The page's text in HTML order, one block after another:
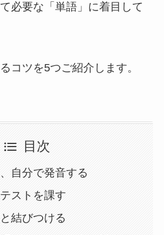
必要な「単語」に着目して
コツを5つご紹介します。
目次
自分で発音する
ストを課す
結びつける